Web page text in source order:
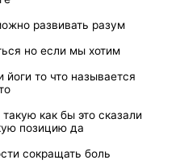
развивать разум
но если мы хотим
йоги то что называется
как бы это сказали
позицию да
сокращать боль